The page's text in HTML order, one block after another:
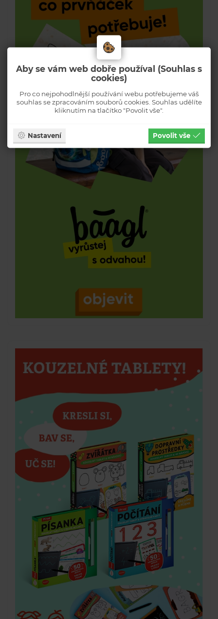
Aby se vám web dobře používal (Souhlas s
cookies)
Pro co nejpohodlnější používání webu potřebujeme váš
souhlas se zpracováním souborů cookies. Souhlas udělíte
kliknutím na tlačítko "Povolit vše".
Nastavení Povolit vše